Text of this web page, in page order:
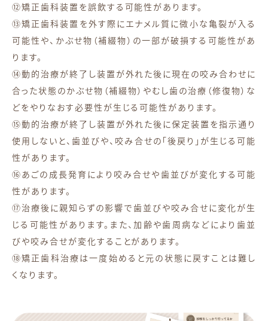
⑫矯正歯科装置を誤飲する可能性があります。
⑬矯正歯科装置を外す際にエナメル質に微小な亀裂が入る
可能性や、かぶせ物（補綴物）の一部が破損する可能性があ
ります。
⑭動的治療が終了し装置が外れた後に現在の咬み合わせに
合った状態のかぶせ物（補綴物）やむし歯の治療（修復物）な
どをやりなおす必要性が生じる可能性があります。
⑮動的治療が終了し装置が外れた後に保定装置を指示通り
使用しないと、歯並びや、咬み合せの「後戻り」が生じる可能
性があります。
⑯あごの成長発育により咬み合せや歯並びが変化する可能
性があります。
⑰治療後に親知らずの影響で歯並びや咬み合せに変化が生
じる可能性があります。また、加齢や歯周病などにより歯並
びや咬み合せが変化することがあります。
⑱矯正歯科治療は一度始めると元の状態に戻すことは難し
くなります。